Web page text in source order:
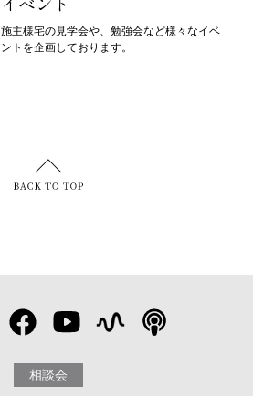
施主様宅の見学会や、勉強会など様々なイベ
ントを企画しております。
相談会